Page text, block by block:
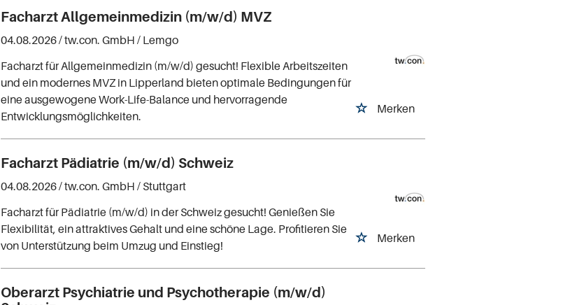
Facharzt Allgemeinmedizin (m/w/d) MVZ
Merken
04.08.2026 /tw.con. GmbH / Lemgo
Facharzt für Allgemeinmedizin (m/w/d) gesucht! Flexible Arbeitszeiten
und ein modernes MVZ in Lipperland bieten optimale Bedingungen für
eine ausgewogene Work-Life-Balance und hervorragende
Entwicklungsmöglichkeiten.
Facharzt Pädiatrie (m/w/d) Schweiz
Merken
04.08.2026 /tw.con. GmbH / Stuttgart
Facharzt für Pädiatrie (m/w/d) in der Schweiz gesucht! Genießen Sie
Flexibilität, ein attraktives Gehalt und eine schöne Lage. Profitieren Sie
von Unterstützung beim Umzug und Einstieg!
Oberarzt Psychiatrie und Psychotherapie (m/w/d)